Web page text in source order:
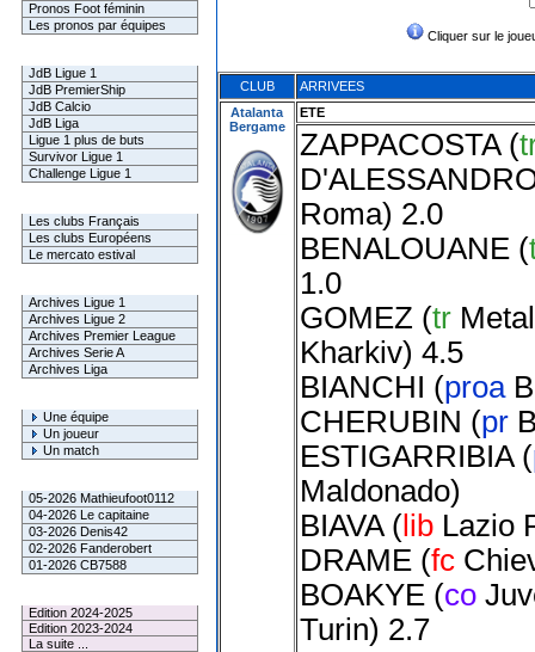
Pronos Foot féminin
Les pronos par équipes
JdB Ligue 1
JdB PremierShip
JdB Calcio
JdB Liga
Ligue 1 plus de buts
Survivor Ligue 1
Challenge Ligue 1
Les clubs Français
Les clubs Européens
Le mercato estival
Archives Ligue 1
Archives Ligue 2
Archives Premier League
Archives Serie A
Archives Liga
Une équipe
Un joueur
Un match
05-2026 Mathieufoot0112
04-2026 Le capitaine
03-2026 Denis42
02-2026 Fanderobert
01-2026 CB7588
Edition 2024-2025
Edition 2023-2024
La suite ...
Cliquer sur le
CLUB
ARRIVEES
Atalanta
Bergame
ETE
ZAPPACOSTA(
Roma) 2.0
BENALOUANE(
1.0
GOMEZ (tr
Kharkiv) 4.5
BIANCHI (proa
CHERUBIN (pr
ESTIGARRIBIA(
Maldonado)
BIAVA(lib Lazio
DRAME(fc
BOAKYE(co
Turin) 2.7